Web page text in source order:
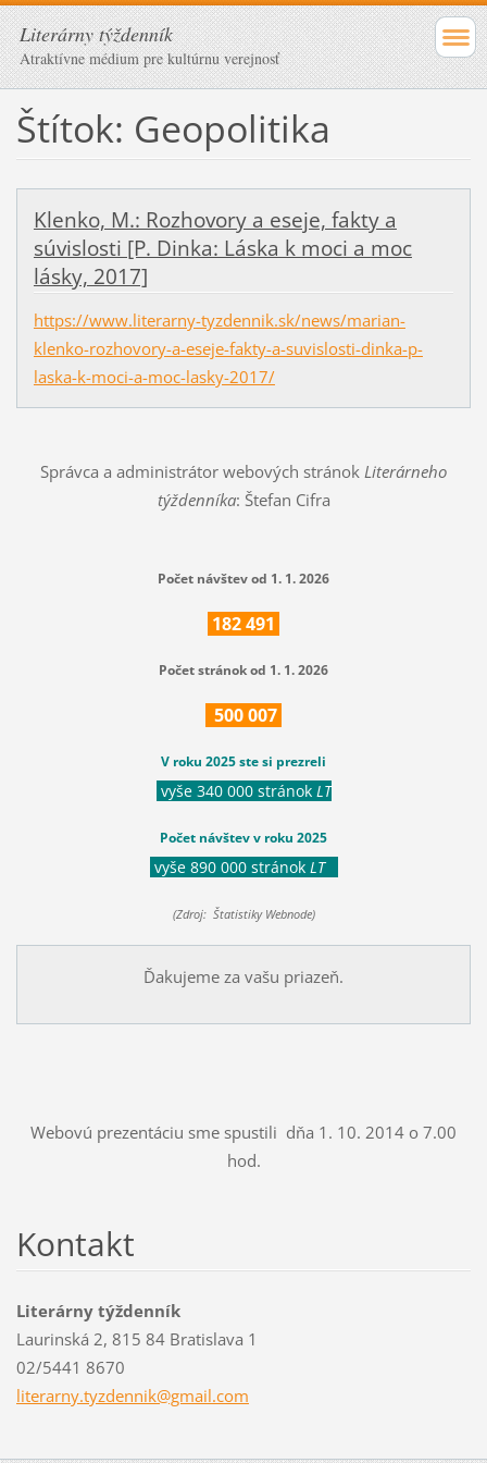
Literárny týždenník
Atraktívne médium pre kultúrnu verejnosť
Štítok: Geopolitika
Klenko, M.: Rozhovory a eseje, fakty a
súvislosti [P. Dinka: Láska k moci a moc
lásky, 2017]
https://www.literarny-tyzdennik.sk/news/marian-
klenko-rozhovory-a-eseje-fakty-a-suvislosti-dinka-p-
laska-k-moci-a-moc-lasky-2017/
Správca a administrátor webových stránok Literárneho
týždenníka: Štefan Cifra
Počet návštev od 1. 1. 2026
182491
Počet stránok od 1. 1. 2026
500007
V roku 2025 ste si prezreli
vyše 340 000 stránok LT
Počet návštev v roku 2025
vyše 890 000 stránok LT
(Zdroj: Štatistiky Webnode)
Ďakujeme za vašu priazeň.
Webovú prezentáciu sme spustili dňa 1. 10. 2014 o 7.00
hod.
Kontakt
Literárny týždenník
Laurinská 2, 815 84 Bratislava 1
02/5441 8670
literarny.tyzdennik@gmail.com